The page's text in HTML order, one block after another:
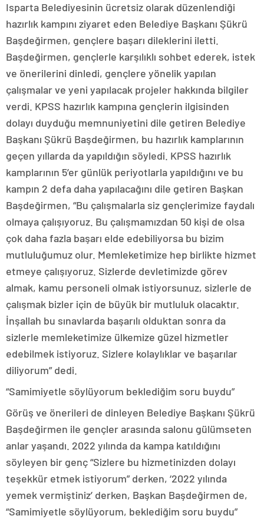
Isparta Belediyesinin ücretsiz olarak düzenlendiği
hazırlık kampını ziyaret eden Belediye Başkanı Şükrü
Başdeğirmen, gençlere başarı dileklerini iletti.
Başdeğirmen, gençlerle karşılıklı sohbet ederek, istek
ve önerilerini dinledi, gençlere yönelik yapılan
çalışmalar ve yeni yapılacak projeler hakkında bilgiler
verdi. KPSS hazırlık kampına gençlerin ilgisinden
dolayı duyduğu memnuniyetini dile getiren Belediye
Başkanı Şükrü Başdeğirmen, bu hazırlık kamplarının
geçen yıllarda da yapıldığın söyledi. KPSS hazırlık
kamplarının 5’er günlük periyotlarla yapıldığını ve bu
kampın 2 defa daha yapılacağını dile getiren Başkan
Başdeğirmen, “Bu çalışmalarla siz gençlerimize faydalı
olmaya çalışıyoruz. Bu çalışmamızdan 50 kişi de olsa
çok daha fazla başarı elde edebiliyorsa bu bizim
mutluluğumuz olur. Memleketimize hep birlikte hizmet
etmeye çalışıyoruz. Sizlerde devletimizde görev
almak, kamu personeli olmak istiyorsunuz, sizlerle de
çalışmak bizler için de büyük bir mutluluk olacaktır.
İnşallah bu sınavlarda başarılı olduktan sonra da
sizlerle memleketimize ülkemize güzel hizmetler
edebilmek istiyoruz. Sizlere kolaylıklar ve başarılar
diliyorum” dedi.
“Samimiyetle söylüyorum beklediğim soru buydu”
Görüş ve önerileri de dinleyen Belediye Başkanı Şükrü
Başdeğirmen ile gençler arasında salonu gülümseten
anlar yaşandı. 2022 yılında da kampa katıldığını
söyleyen bir genç “Sizlere bu hizmetinizden dolayı
teşekkür etmek istiyorum” derken, ‘2022 yılında
yemek vermiştiniz’ derken, Başkan Başdeğirmen de,
“Samimiyetle söylüyorum, beklediğim soru buydu”